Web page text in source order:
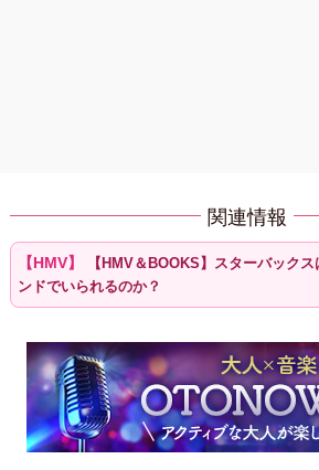
関連情報
【HMV＆BOOKS】スターバック
ンドでいられるのか？